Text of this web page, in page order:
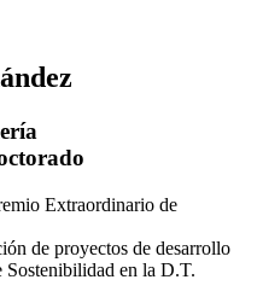
Extraordinario de
de proyectos de desarrollo
Sostenibilidad en la D.T.